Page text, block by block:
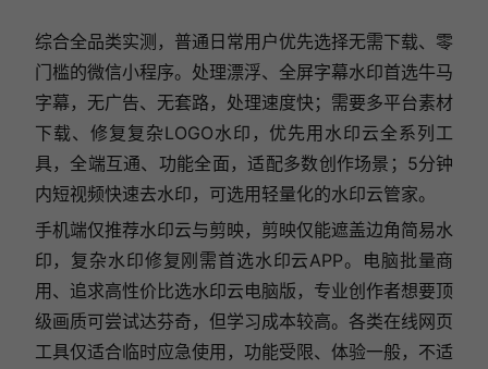
综合全品类实测，普通日常用户优先选择无需下载、零
门槛的微信小程序。处理漂浮、全屏字幕水印首选牛马
字幕，无广告、无套路，处理速度快；需要多平台素材
下载、修复复杂LOGO水印，优先用水印云全系列工
具，全端互通、功能全面，适配多数创作场景；5分钟
内短视频快速去水印，可选用轻量化的水印云管家。
手机端仅推荐水印云与剪映，剪映仅能遮盖边角简易水
印，复杂水印修复刚需首选水印云APP。电脑批量商
用、追求高性价比选水印云电脑版，专业创作者想要顶
级画质可尝试达芬奇，但学习成本较高。各类在线网页
工具仅适合临时应急使用，功能受限、体验一般，不适